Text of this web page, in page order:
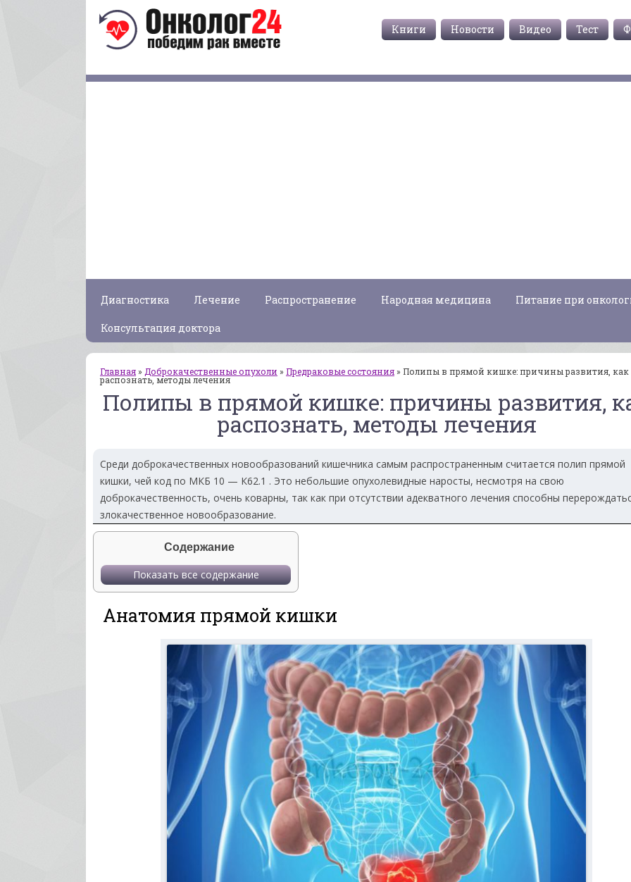
Тест
Видео
Новости
Книги
Диагностика Лечение Распространение Народная медицина Питание при
Консультация доктора
Главная» Доброкачественные опухоли » Предраковые состояния» Полипы в прямой кишке: причины развития, как
распознать, методы лечения
Полипы в прямой кишке: причины развития,
распознать, методы лечения
Среди доброкачественных новообразований кишечника самым распространенным считается полип прямой
кишки, чей код по МКБ 10 — К62.1 . Это небольшие опухолевидные наросты, несмотря на свою
доброкачественность, очень коварны, так как при отсутствии адекватного лечения способны
злокачественное новообразование.
Содержание
Показать все содержание
Анатомия прямой кишки